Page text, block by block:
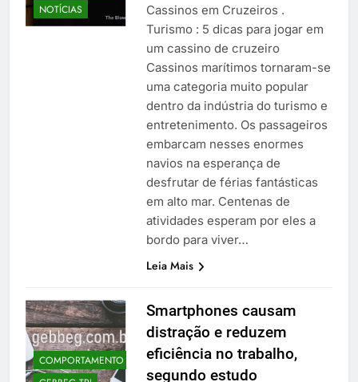
NOTÍCIAS
Cassinos em Cruzeiros .
Turismo : 5 dicas para jogar em
um cassino de cruzeiro
Cassinos marítimos tornaram-se
uma categoria muito popular
dentro da indústria do turismo e
entretenimento. Os passageiros
embarcam nesses enormes
navios na esperança de
desfrutar de férias fantásticas
em alto mar. Centenas de
atividades esperam por eles a
bordo para viver…
Leia Mais
COMPORTAMENTO
Smartphones causam
distração e reduzem
eficiência no trabalho,
segundo estudo